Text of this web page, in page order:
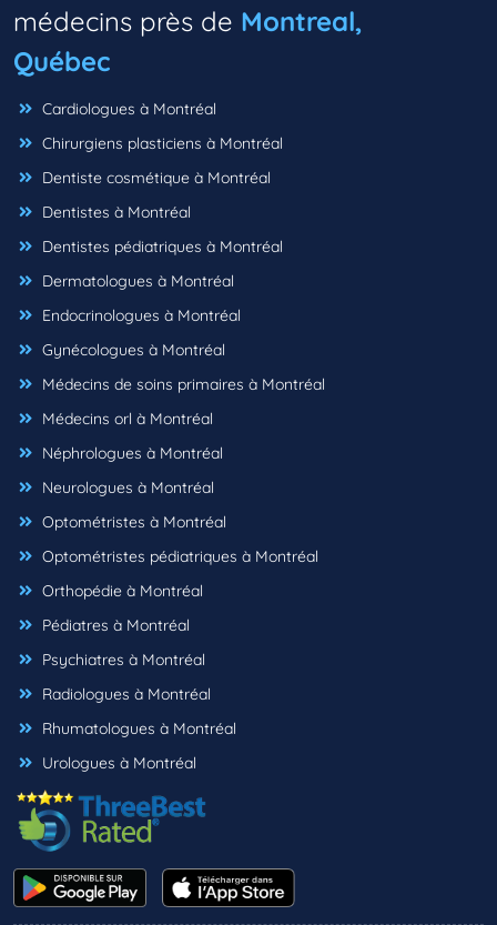
médecins près de Montreal,
Québec
Cardiologues à Montréal
Chirurgiens plasticiens à Montréal
Dentiste cosmétique à Montréal
Dentistes à Montréal
Dentistes pédiatriques à Montréal
Dermatologues à Montréal
Endocrinologues à Montréal
Gynécologues à Montréal
Médecins de soins primaires à Montréal
Médecins orl à Montréal
Néphrologues à Montréal
Neurologues à Montréal
Optométristes à Montréal
Optométristes pédiatriques à Montréal
Orthopédie à Montréal
Pédiatres à Montréal
Psychiatres à Montréal
Radiologues à Montréal
Rhumatologues à Montréal
Urologues à Montréal